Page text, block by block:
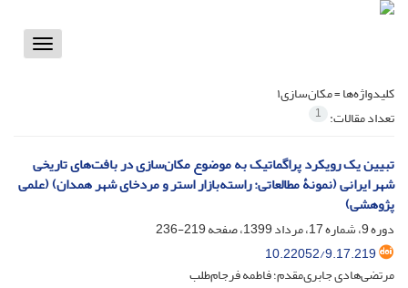
Toggle
کلیدواژه‌ها =مکان‌سازی۱
تعداد مقالات: 1
تبیین یک رویکرد پراگماتیک به موضوع مکان‌سازی در بافت‌های تاریخی
شهر ایرانی (نمونۀ مطالعاتی: راسته‌بازار استر و مردخای شهر همدان) (علمی
پژوهشی)
دوره 9، شماره 17، مرداد 1399، صفحه
219-236
10.22052/9.17.219
مرتضی‌هادی جابری‌مقدم؛ فاطمه فرجام‌طلب